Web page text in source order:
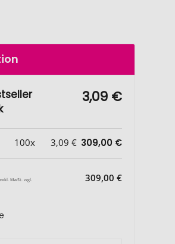
3,09 €
100x 3,09 € 309,00 €
exkl. MwSt. zzgl. 309,00 €